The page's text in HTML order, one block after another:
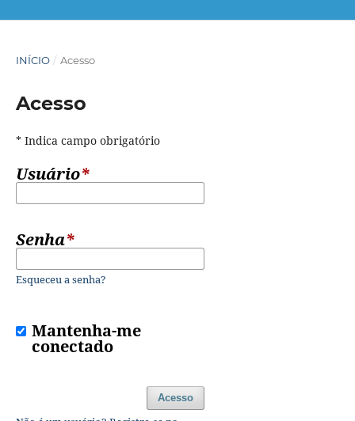
INÍCIO / Acesso
Acesso
* Indica campo obrigatório
Usuário*
Senha*
Esqueceu a senha?
Mantenha-me
conectado
Acesso